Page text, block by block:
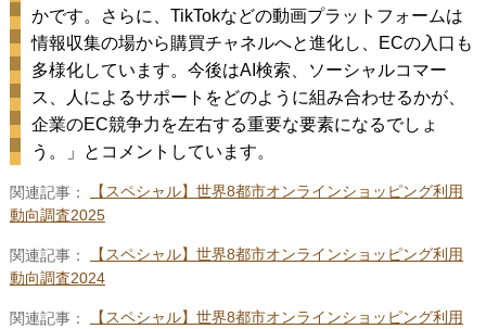
かです。さらに、TikTokなどの動画プラットフォームは
情報収集の場から購買チャネルへと進化し、ECの入口も
多様化しています。今後はAI検索、ソーシャルコマー
ス、人によるサポートをどのように組み合わせるかが、
企業のEC競争力を左右する重要な要素になるでしょ
う。」とコメントしています。
関連記事：
【スペシャル】世界8都市オンラインショッピング利用
動向調査2025
関連記事：
【スペシャル】世界8都市オンラインショッピング利用
動向調査2024
関連記事：
【スペシャル】世界8都市オンラインショッピング利用